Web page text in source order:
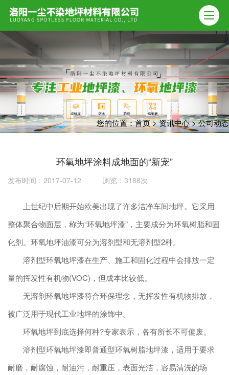
您的位置：首页>资讯中心>公司动态
环氧地坪涂料成地面的“新宠”
发布时间：2017-07-12 浏览：3188次
上世纪中后期开始欧美出现了许多洁净车间地坪。它采用
整体聚合物面层，称为“环氧地坪漆”，主要成分为环氧树脂和固
化剂。环氧地坪油漆可分为溶剂型和无溶剂型2种。
溶剂型环氧地坪漆在生产、施工和固化过程中会排放一定
量的挥发性有机物(VOC)，但成本比较低。
无溶剂环氧地坪漆符合环保理念，无挥发性有机物排放，
被广泛用于现代工业地坪的涂饰中。
环氧地坪到底选择何种?专家表示，各有所长不可偏废。
溶剂型环氧地坪漆即普通型环氧树脂地坪漆，适用于要求
耐磨，耐腐蚀，耐油污，耐重压，表面光洁，容易清洗的场